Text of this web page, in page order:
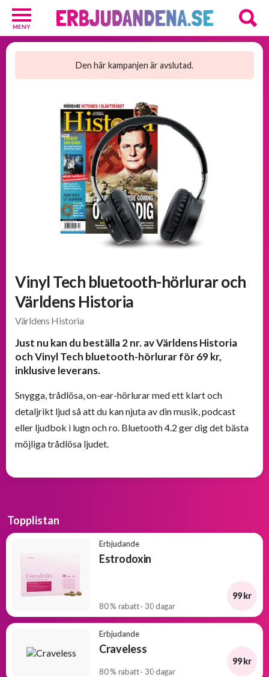
MENY
Den här kampanjen är avslutad.
Vinyl Tech bluetooth-hörlurar och
Världens Historia
Världens Historia
Just nu kan du beställa 2 nr. av Världens Historia
och Vinyl Tech bluetooth-hörlurar för 69 kr,
inklusive leverans.
Snygga, trådlösa, on-ear-hörlurar med ett klart och
detaljrikt ljud så att du kan njuta av din musik, podcast
eller ljudbok i lugn och ro. Bluetooth 4.2 ger dig det bästa
möjliga trådlösa ljudet.
Topplistan
Erbjudande
Estrodoxin
80 % rabatt · 30 dagar
99 kr
Erbjudande
Craveless
80 % rabatt · 30 dagar
99 kr
Barn
Kosttillskott
Underkläder
och
välkomsterbjudanden
Erbjudanden
BOKKLUBBAR